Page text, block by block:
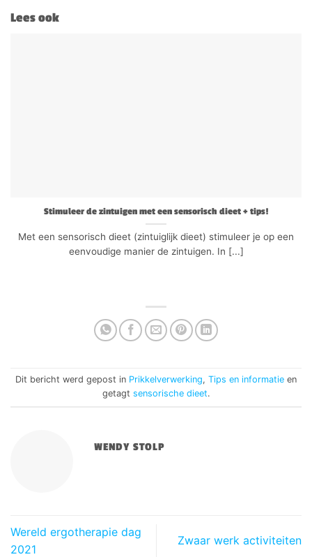
Lees ook
Stimuleer de zintuigen met een sensorisch dieet + tips!
Met een sensorisch dieet (zintuiglijk dieet) stimuleer je op een
eenvoudige manier de zintuigen. In [...]
Dit bericht werd gepost in Prikkelverwerking, Tips en informatie en
getagt sensorische dieet.
WENDY STOLP
Wereld ergotherapie dag
2021
Zwaar werk activiteiten